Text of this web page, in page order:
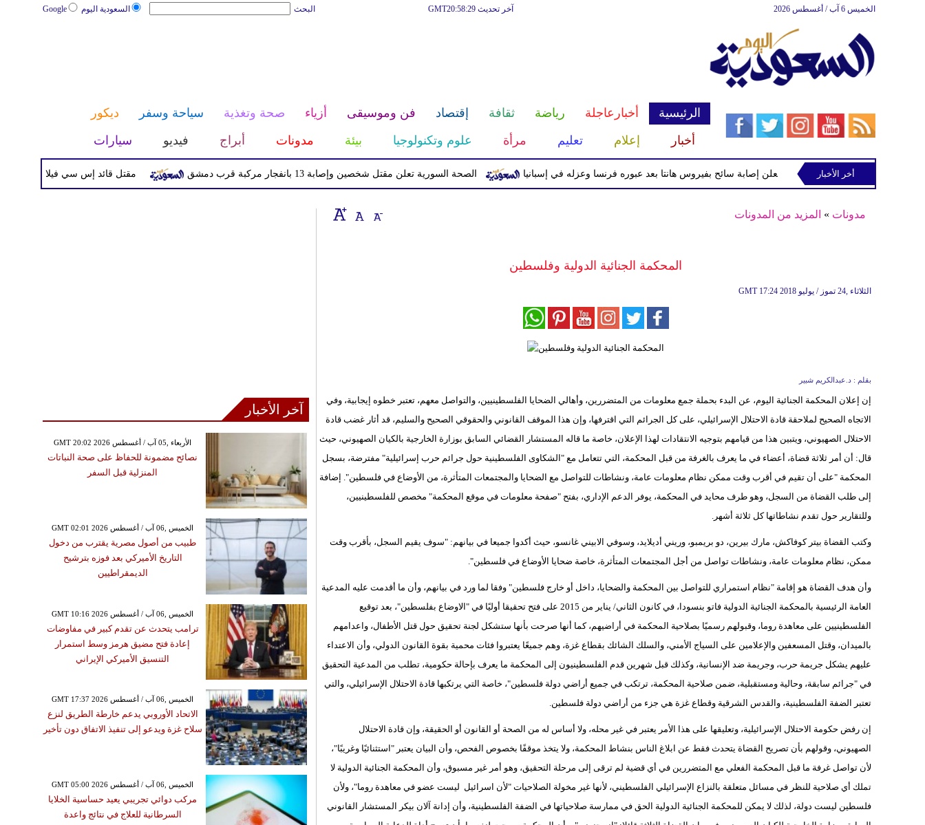
السعودية اليوم Google البحث آخر تحديث GMT20:58:29 الخميس 6 آب / أغسطس 2026
الرئيسية أخبارعاجلة رياضة ثقافة إقتصاد فن وموسيقى أزياء صحة وتغذية سياحة وسفر
ديكور
أخبار
إعلام تعليم مرأة علوم وتكنولوجيا بيئة مدونات أبراج فيديو سيارات
مقتل قائد إس سي فيلا ديفيد أوري بعد الصحة السورية تعلن مقتل شخصين وإصابة 13 بانفجار مركبة قرب دمشق الصحة الفرنسية تعلن إصابة سائح بفيروس هانتا بعد عبوره فرنسا وعزله في إسبانيا
أخر الأخبار
مدونات » المزيد من المدونات
المحكمة الجنائية الدولية وفلسطين
GMT 17:24 2018 الثلاثاء ,24 تموز / يوليو
بقلم : د.عبدالكريم شبير
إن إعلان المحكمة الجنائية اليوم، عن البدء بحملة جمع معلومات من المتضررين، وأهالي الضحايا الفلسطينيين، والتواصل معهم، تعتبر خطوه إيجابية، وفي
الاتجاه الصحيح لملاحقة قادة الاحتلال الإسرائيلي، على كل الجرائم التي اقترفها، وإن هذا الموقف القانوني والحقوقي الصحيح والسليم، قد أثار غضب قادة
الاحتلال الصهيوني، ويتبين هذا من قيامهم بتوجيه الانتقادات لهذا الإعلان، خاصة ما قاله المستشار القضائي السابق بوزارة الخارجية بالكيان الصهيوني، حيث
قال: أن أمر ثلاثة قضاة، أعضاء في ما يعرف بالغرفة من قبل المحكمة، التي تتعامل مع "الشكاوى الفلسطينية حول جرائم حرب إسرائيلية" مفترضة، بسجل
المحكمة "على أن تقيم في أقرب وقت ممكن نظام معلومات عامة، ونشاطات للتواصل مع الضحايا والمجتمعات المتأثرة، من الأوضاع في فلسطين". إضافة
إلى طلب القضاة من السجل، وهو طرف محايد في المحكمة، يوفر الدعم الإداري، بفتح "صفحة معلومات في موقع المحكمة" مخصص للفلسطينيين،
وللتقارير حول تقدم نشاطاتها كل ثلاثة أشهر.
وكتب القضاة بيتر كوفاكش، مارك بيرين، دو بريمبو، وريني أديلايد، وسوفي الابيني غانسو، حيث أكدوا جميعا في بيانهم: "سوف يقيم السجل، بأقرب وقت
ممكن، نظام معلومات عامة، ونشاطات تواصل من أجل المجتمعات المتأثرة، خاصة ضحايا الأوضاع في فلسطين".
وأن هدف القضاة هو إقامة "نظام استمراري للتواصل بين المحكمة والضحايا، داخل أو خارج فلسطين" وفقا لما ورد في بيانهم، وأن ما أقدمت عليه المدعية
العامة الرئيسية بالمحكمة الجنائية الدولية فاتو بنسودا، في كانون الثاني/ يناير من 2015 على فتح تحقيقا أوليًا في "الاوضاع بفلسطين"، بعد توقيع
الفلسطينيين على معاهدة روما، وقبولهم رسميًا بصلاحية المحكمة في أراضيهم، كما أنها صرحت بأنها ستشكل لجنة تحقيق حول قتل الأطفال، واعدامهم
بالميدان، وقتل المسعفين والإعلامين على السياج الأمني، والسلك الشائك بقطاع غزة، وهم جميعًا يعتبروا فئات محمية بقوة القانون الدولي، وأن الاعتداء
عليهم يشكل جريمة حرب، وجريمة ضد الإنسانية، وكذلك قبل شهرين قدم الفلسطينيون إلى المحكمة ما يعرف بإحالة حكومية، تطلب من المدعية التحقيق
في "جرائم سابقة، وحالية ومستقبلية، ضمن صلاحية المحكمة، ترتكب في جميع أراضي دولة فلسطين"، خاصة التي يرتكبها قادة الاحتلال الإسرائيلي، والتي
تعتبر الضفة الفلسطينية، والقدس الشرقية وقطاع غزة هي جزء من أراضي دولة فلسطين.
إن رفض حكومة الاحتلال الإسرائيلية، وتعليقها على هذا الأمر يعتبر في غير محله، ولا أساس له من الصحة أو القانون أو الحقيقة، وإن قادة الاحتلال
الصهيوني، وقولهم بأن تصريح القضاة يتحدث فقط عن ابلاغ الناس بنشاط المحكمة، ولا يتخذ موقفًا بخصوص الفحص، وأن البيان يعتبر "استثنائيًا وغريبًا"،
لأن تواصل غرفة ما قبل المحكمة الفعلي مع المتضررين في أي قضية لم ترقى إلى مرحلة التحقيق، وهو أمر غير مسبوق، وأن المحكمة الجنائية الدولية لا
تملك أي صلاحية للنظر في مسائل متعلقة بالنزاع الإسرائيلي الفلسطيني، لأنها غير مخولة الصلاحيات "لأن اسرائيل ليست عضو في معاهدة روما"، ولأن
فلسطين ليست دولة، لذلك لا يمكن للمحكمة الجنائية الدولية الحق في ممارسة صلاحياتها في الضفة الفلسطينية، وأن إدانة آلان بيكر المستشار القانوني
آخر الأخبار
GMT 20:02 2026 الأربعاء ,05 آب / أغسطس
نصائح مضمونة للحفاظ على صحة النباتات
المنزلية قبل السفر
GMT 02:01 2026 الخميس ,06 آب / أغسطس
طبيب من أصول مصرية يقترب من دخول
التاريخ الأميركي بعد فوزه بترشيح
الديمقراطيين
GMT 10:16 2026 الخميس ,06 آب / أغسطس
ترامب يتحدث عن تقدم كبير في مفاوضات
إعادة فتح مضيق هرمز وسط استمرار
التنسيق الأميركي الإيراني
GMT 17:37 2026 الخميس ,06 آب / أغسطس
الاتحاد الأوروبي يدعم خارطة الطريق لنزع
سلاح غزة ويدعو إلى تنفيذ الاتفاق دون تأخير
GMT 05:00 2026 الخميس ,06 آب / أغسطس
مركب دوائي تجريبي يعيد حساسية الخلايا
السرطانية للعلاج في نتائج واعدة